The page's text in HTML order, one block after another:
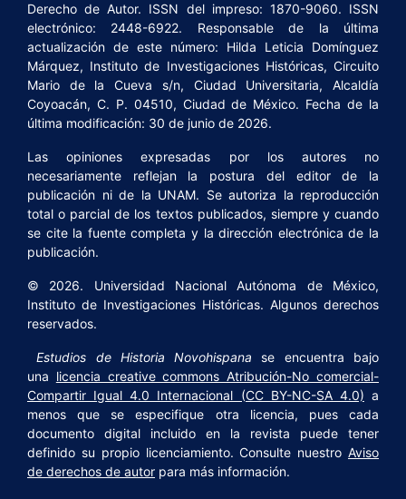
Derecho de Autor. ISSN del impreso: 1870-9060. ISSN
electrónico: 2448-6922. Responsable de la última
actualización de este número: Hilda Leticia Domínguez
Márquez, Instituto de Investigaciones Históricas, Circuito
Mario de la Cueva s/n, Ciudad Universitaria, Alcaldía
Coyoacán, C. P. 04510, Ciudad de México. Fecha de la
última modificación: 30 de junio de 2026.
Las opiniones expresadas por los autores no
necesariamente reflejan la postura del editor de la
publicación ni de la UNAM. Se autoriza la reproducción
total o parcial de los textos publicados, siempre y cuando
se cite la fuente completa y la dirección electrónica de la
publicación.
© 2026. Universidad Nacional Autónoma de México,
Instituto de Investigaciones Históricas. Algunos derechos
reservados.
Estudios de Historia Novohispana se encuentra bajo
una licencia creative commons Atribución-No comercial-
Compartir Igual 4.0 Internacional (CC BY-NC-SA 4.0) a
menos que se especifique otra licencia, pues cada
documento digital incluido en la revista puede tener
definido su propio licenciamiento. Consulte nuestro Aviso
de derechos de autor para más información.